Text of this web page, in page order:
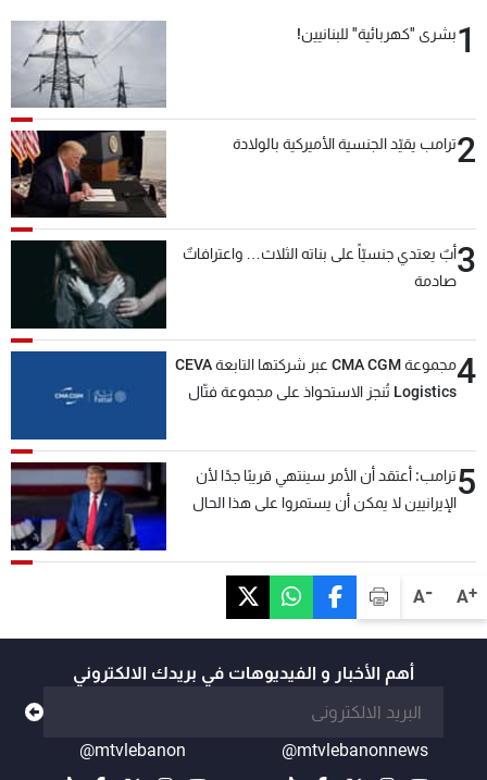
A+
A-
1بشرى "كهربائية" للبنانيين!
2ترامب يقيّد الجنسية الأميركية بالولادة
3أبٌ يعتدي جنسيّاً على بناته الثلاث… واعترافاتٌ
صادمة
4
مجموعة CMA CGM عبر شركتها التابعة CEVA
Logistics تُنجز الاستحواذ على مجموعة فتّال
5ترامب: أعتقد أن الأمر سينتهي قريبًا جدًا لأن
الإيرانيين لا يمكن أن يستمروا على هذا الحال
أهم الأخبار و الفيديوهات في بريدك الالكتروني
@mtvlebanonnews
@mtvlebanon